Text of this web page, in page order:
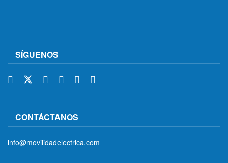
SÍGUENOS
CONTÁCTANOS
info@movilidadelectrica.com